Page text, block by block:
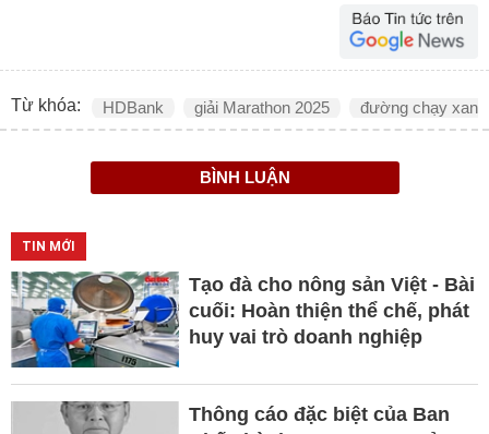
Từ khóa: HDBank giải Marathon 2025 đường chạy xanh
BÌNH LUẬN
TIN MỚI
Tạo đà cho nông sản Việt - Bài
cuối: Hoàn thiện thể chế, phát
huy vai trò doanh nghiệp
Thông cáo đặc biệt của Ban